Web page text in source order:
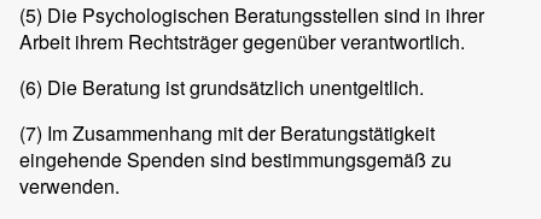
(5) Die Psychologischen Beratungsstellen sind in ihrer
Arbeit ihrem Rechtsträger gegenüber verantwortlich.
(6) Die Beratung ist grundsätzlich unentgeltlich.
(7) Im Zusammenhang mit der Beratungstätigkeit
eingehende Spenden sind bestimmungsgemäß zu
verwenden.